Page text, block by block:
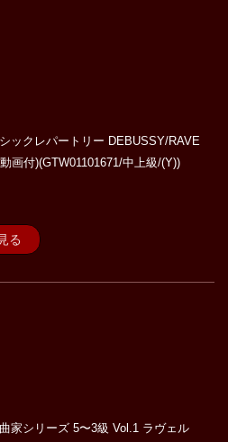
ックレパートリー DEBUSSY/RAVE
画付)(GTW01101671/中上級/(Y))
る
家シリーズ 5〜3級 Vol.1 ラヴェル